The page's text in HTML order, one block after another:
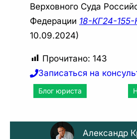
Верховного Суда
Федерации 18-КГ24-155-
10.09.2024)
Прочитано: 143
Записаться на
Блог юриста
Александр